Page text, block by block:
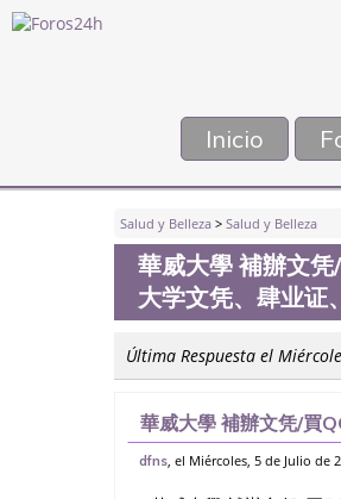
Inicio
Salud y Belleza > Salud y Belleza
華威大學 補辦文
大学文凭、肆业证
Última Respuesta el
華威大學 補辦文凭/買
凭、肆业证、毕业公证
dfns, el Miércoles, 5 de Julio de